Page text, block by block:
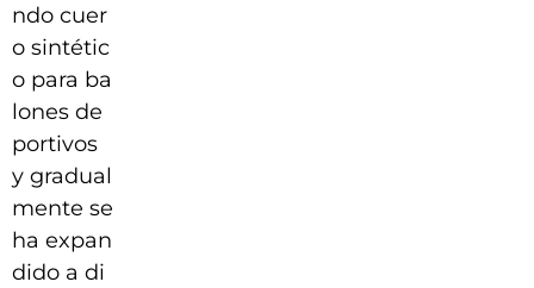
ndo cuer
o sintétic
o para ba
lones de
portivos
y gradual
mente se
ha expan
dido a di